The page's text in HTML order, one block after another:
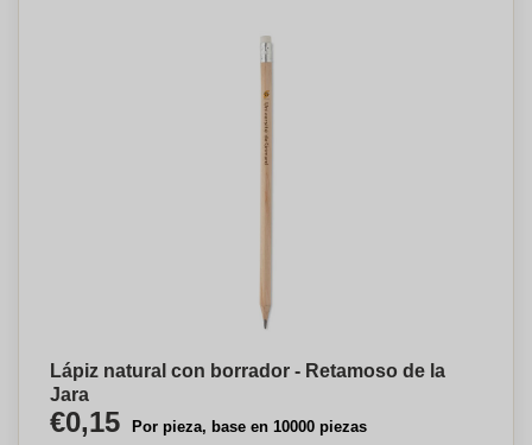
Lápiz natural con borrador - Retamoso de la
Jara
€0,15 Por pieza, base en 10000 piezas